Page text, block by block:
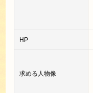
HP
求める人物像